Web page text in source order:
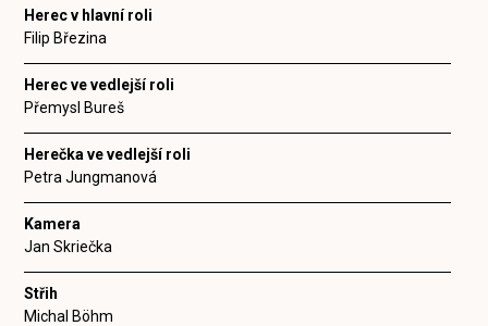
Herec v hlavní roli
Filip Březina
Herec ve vedlejší roli
Přemysl Bureš
Herečka ve vedlejší roli
Petra Jungmanová
Kamera
Jan Skriečka
Střih
Michal Böhm